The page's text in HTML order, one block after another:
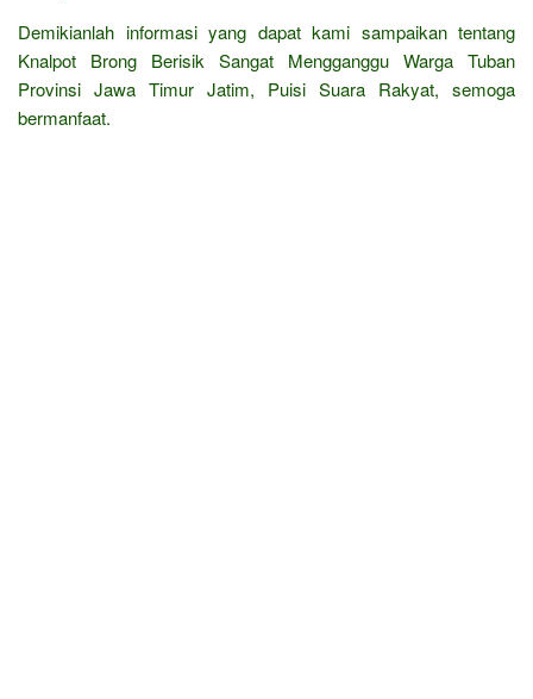
Demikianlah informasi yang dapat kami sampaikan tentang
Knalpot Brong Berisik Sangat Mengganggu Warga Tuban
Provinsi Jawa Timur Jatim, Puisi Suara Rakyat, semoga
bermanfaat.